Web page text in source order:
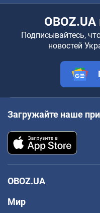
Подписывайтесь,
новостей
Загружайте наше
OBOZ.UA
Мир